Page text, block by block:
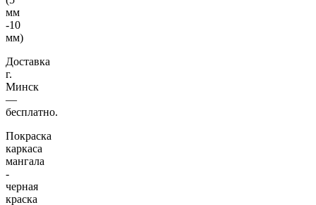
мм
-10
мм)
Доставка
г.
Минск
―
бесплатно.
Покраска
каркаса
мангала
-
черная
краска